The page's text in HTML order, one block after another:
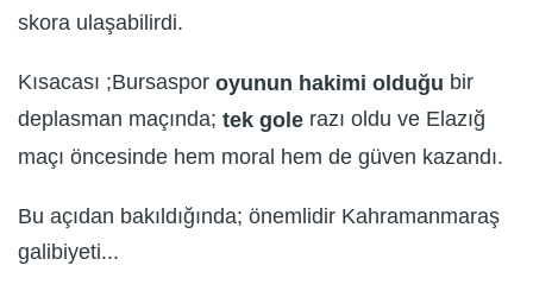
skora ulaşabilirdi.
Kısacası ;Bursaspor oyunun hakimi olduğu bir
deplasman maçında; tek gole razı oldu ve Elazığ
maçı öncesinde hem moral hem de güven kazandı.
Bu açıdan bakıldığında; önemlidir Kahramanmaraş
galibiyeti...